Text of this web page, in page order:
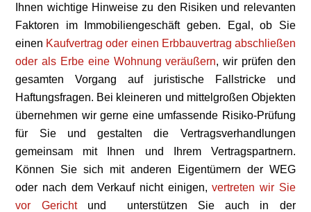
Ihnen wichtige Hinweise zu den Risiken und relevanten
Faktoren im Immobiliengeschäft geben. Egal, ob Sie
einen Kaufvertrag oder einen Erbbauvertrag abschließen
oder als Erbe eine Wohnung veräußern, wir prüfen den
gesamten Vorgang auf juristische Fallstricke und
Haftungsfragen. Bei kleineren und mittelgroßen Objekten
übernehmen wir gerne eine umfassende Risiko-Prüfung
für Sie und gestalten die Vertragsverhandlungen
gemeinsam mit Ihnen und Ihrem Vertragspartnern.
Können Sie sich mit anderen Eigentümern der WEG
oder nach dem Verkauf nicht einigen,vertreten wir Sie
vor Gerichtund unterstützen Sie auch in der